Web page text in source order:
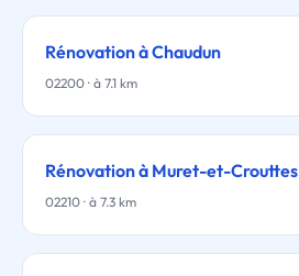
Rénovation à Chaudun
02200 · à 7.1 km
Rénovation à Muret-et-Crouttes
02210 · à 7.3 km